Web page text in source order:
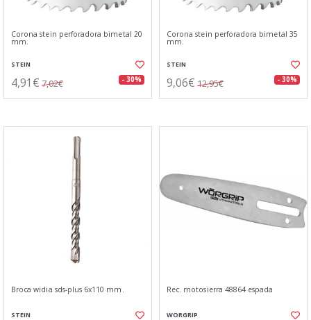
Corona stein perforadora bimetal 20
mm.
STEIN
4,91€ 7,02€ - 30%
Corona stein perforadora bimetal 35
mm.
STEIN
9,06€ 12,95€ - 30%
Broca widia sds-plus 6x110 mm.
STEIN
Rec. motosierra 48864 espada
WORGRIP